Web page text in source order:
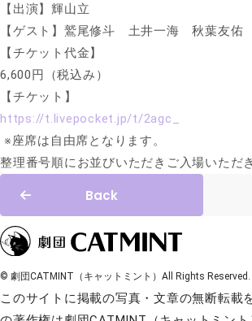
【出演】輝山立
【ゲスト】鷲尾修斗 土井一海 秋葉友佑
【チケット代金】
6,600円（税込み）
【チケット】
https://t.livepocket.jp/t/2agc_
※座席は自由席となります。
整理番号順にお並びいただきご入場いただ
Back
© 劇団CATMINT（キャットミント）All Rights Reserved.
このサイトに掲載の写真・文章の無断転載